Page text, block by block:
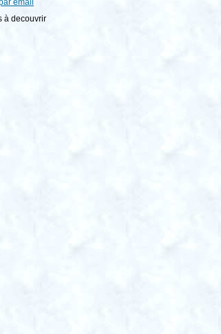
à decouvrir